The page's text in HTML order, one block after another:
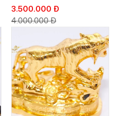
3.500.000 Đ
4.000.000 Đ